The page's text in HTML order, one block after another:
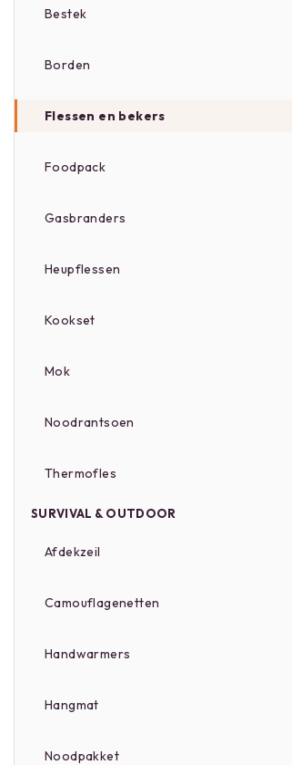
Bestek
Borden
Flessen en bekers
Foodpack
Gasbranders
Heupflessen
Kookset
Mok
Noodrantsoen
Thermofles
SURVIVAL & OUTDOOR
Afdekzeil
Camouflagenetten
Handwarmers
Hangmat
Noodpakket